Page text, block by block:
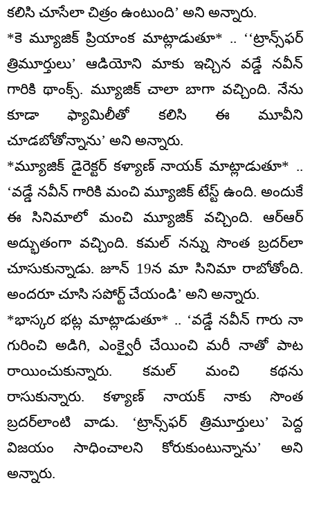
కలిసి చూసేలా చిత్రం ఉంటుంది’ అని అన్నారు.
*కె మ్యూజిక్ ప్రియాంక మాట్లాడుతూ* .. ‘‘ట్రాన్స్‌ఫర్
త్రిమూర్తులు’ ఆడియోని మాకు ఇచ్చిన వడ్డే నవీన్
గారికి థాంక్స్. మ్యూజిక్ చాలా బాగా వచ్చింది. నేను
కూడా ఫ్యామిలీతో కలిసి ఈ మూవీని
చూడబోతోన్నాను’ అని అన్నారు.
*మ్యూజిక్ డైరెక్టర్ కళ్యాణ్ నాయక్ మాట్లాడుతూ* ..
‘వడ్డే నవీన్ గారికి మంచి మ్యూజిక్ టేస్ట్ ఉంది. అందుకే
ఈ సినిమాలో మంచి మ్యూజిక్ వచ్చింది. ఆర్ఆర్
అద్భుతంగా వచ్చింది. కమల్ నన్ను సొంత బ్రదర్‌లా
చూసుకున్నాడు. జూన్ 19న మా సినిమా రాబోతోంది.
అందరూ చూసి సపోర్ట్ చేయండి’ అని అన్నారు.
*భాస్కర భట్ల మాట్లాడుతూ* .. ‘వడ్డే నవీన్ గారు నా
గురించి అడిగి, ఎంక్వైరీ చేయించి మరీ నాతో పాట
రాయించుకున్నారు. కమల్ మంచి కథను
రాసుకున్నారు. కళ్యాణ్ నాయక్ నాకు సొంత
బ్రదర్‌లాంటి వాడు. ‘ట్రాన్స్‌ఫర్ త్రిమూర్తులు’ పెద్ద
విజయం సాధించాలని కోరుకుంటున్నాను’ అని
అన్నారు.